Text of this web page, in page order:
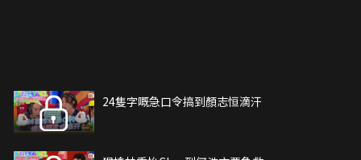
24隻字嘅急口令搞到顏志恒滴汗